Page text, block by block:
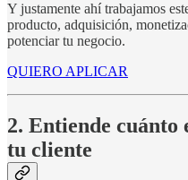
Y justamente ahí trabajamos
producto, adquisición,
potenciar tu negocio.
QUIERO APLICAR
2. Entiende cuánto
tu cliente